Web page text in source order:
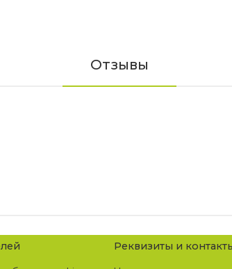
Отзывы
Реквизиты и